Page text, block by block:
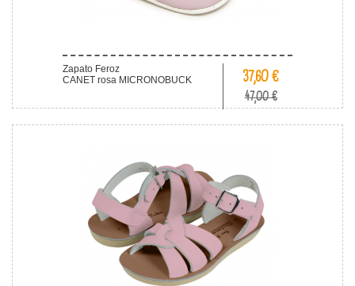
Zapato Feroz
CANET rosa MICRONOBUCK
37,60 €
47,00 €